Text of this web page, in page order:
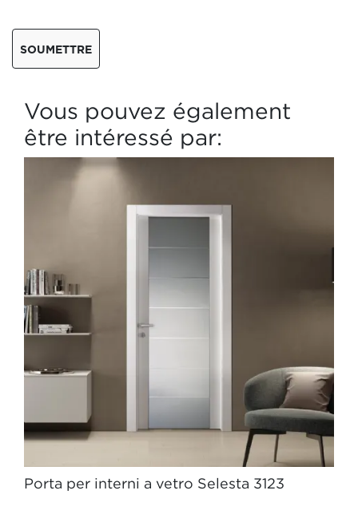
SOUMETTRE
Vous pouvez également
être intéressé par:
Porta per interni a vetro Selesta 3123